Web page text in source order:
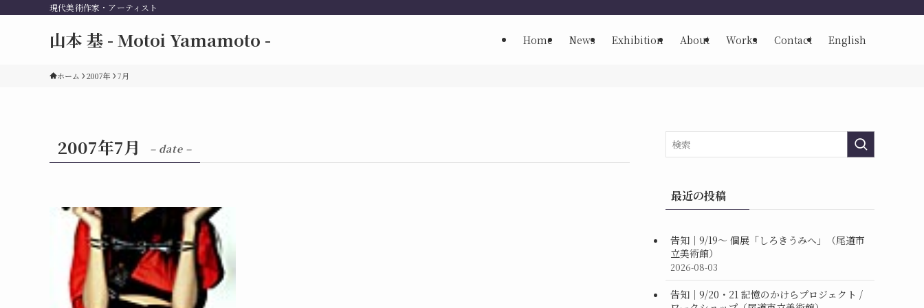
現代美術作家・アーティスト
山本 基 - Motoi Yamamoto - Home News Exhibition About Works Contact English
ホーム 2007年 7月
2007年7月 – date –
最近の投稿
告知｜9/19〜 個展「しろきうみへ」（尾道市
立美術館）
2026-08-03
告知｜9/20・21 記憶のかけらプロジェクト /